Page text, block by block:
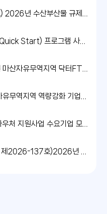
한국형 퀵스타트(Quick Start) 프로그램 사업 공고